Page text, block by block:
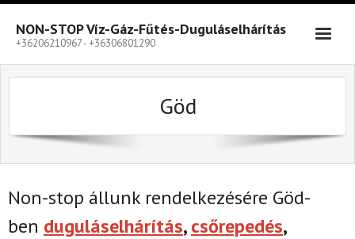
Skip
content
NON-STOP Víz-Gáz-Fűtés-Duguláselhárítás
+36206210967 - +36306801290
Göd
Non-stop állunk rendelkezésére Göd-
ben duguláselhárítás,csőrepedés,